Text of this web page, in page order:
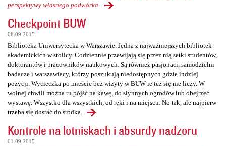
perspektywy własnego podwórka
Checkpoint BUW
08.09.2015
Biblioteka Uniwersytecka w Warszawie. Jedna z najważniejszych bibliotek
akademickich w stolicy. Codziennie przewijają się przez nią setki studentów,
doktorantów i pracowników naukowych. Są również pasjonaci, samodzielni
badacze i warszawiacy, którzy poszukują niedostępnych gdzie indziej
pozycji. Wycieczka po mieście bez wizyty w BUW-ie też się nie liczy. W
wolnej chwili można tu pójść na kawę, do słynnych ogrodów lub obejrzeć
wystawę. Wszystko dla wszystkich, od ręki i na miejscu. No tak, ale najpierw
trzeba się dostać do środka.
Kontrole na lotniskach i absurdy nadzoru
01.09.2015